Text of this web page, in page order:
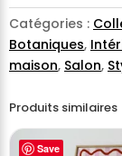
Catégories :
Botaniques,
maison, Salon,
Produits similaires
Save